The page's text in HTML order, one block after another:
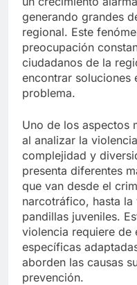
generando grandes
regional. Este
preocupación
ciudadanos de la
encontrar soluciones
problema.
Uno de los aspectos
al analizar la
complejidad y
presenta diferentes
que van desde el
narcotráfico, hasta
pandillas juveniles.
violencia requiere de
específicas
aborden las causas
prevención.